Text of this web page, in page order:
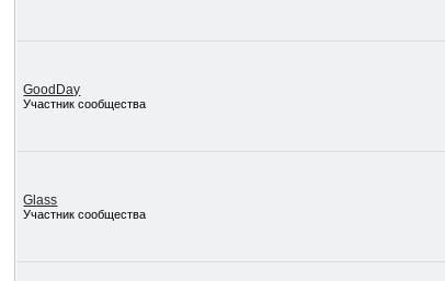
GoodDay
Участник сообщества
Glass
Участник сообщества